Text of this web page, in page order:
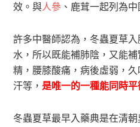
效。與人參 、鹿茸一起列為
許多中醫師認為，冬蟲夏草
水，所以既能補肺陰，又能
精，腰膝酸痛，病後虛弱，
汗等， 是唯一的一種能同時
冬蟲夏草最早入藥典是在清